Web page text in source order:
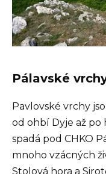
Pálavské
Pavlovské vrchy
od ohbí Dyje až po
spadá pod CHKO
mnoho vzácných
Stolová hora a